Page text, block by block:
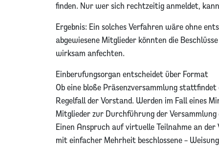
finden. Nur wer sich rechtzeitig anmeldet,
Ergebnis: Ein solches Verfahren wäre ohne
abgewiesene Mitglieder könnten die
wirksam anfechten.
Einberufungsorgan entscheidet über Format
Ob eine bloße Präsenzversammlung
Regelfall der Vorstand. Werden im Fall eines
Mitglieder zur Durchführung der
Einen Anspruch auf virtuelle Teilnahme an
mit einfacher Mehrheit beschlossene –